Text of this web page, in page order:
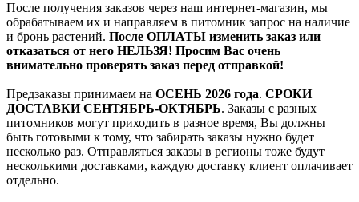
После получения заказов через наш интернет-магазин, мы
обрабатываем их и направляем в питомник запрос на наличие
и бронь растений. После ОПЛАТЫ изменить заказ или
отказаться от него НЕЛЬЗЯ! Просим Вас очень
внимательно проверять заказ перед отправкой!
Предзаказы принимаем на ОСЕНЬ 2026 года. СРОКИ
ДОСТАВКИ СЕНТЯБРЬ-ОКТЯБРЬ. Заказы с разных
питомников могут приходить в разное время, Вы должны
быть готовыми к тому, что забирать заказы нужно будет
несколько раз. Отправляться заказы в регионы тоже будут
несколькими доставками, каждую доставку клиент оплачивает
отдельно.